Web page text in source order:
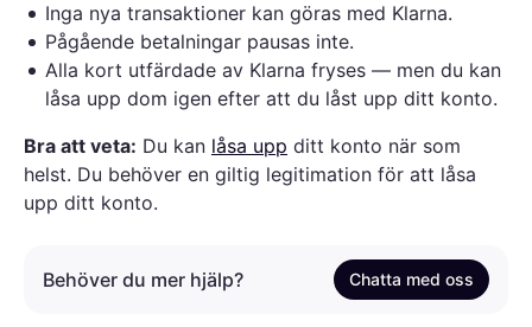
Inga nya transaktioner kan göras med Klarna.
Pågående betalningar pausas inte.
Alla kort utfärdade av Klarna fryses — men du kan
låsa upp dom igen efter att du låst upp ditt konto.
Bra att veta: Du kan låsa upp ditt konto när som
helst. Du behöver en giltig legitimation för att låsa
upp ditt konto.
Behöver du mer hjälp? Chatta med oss